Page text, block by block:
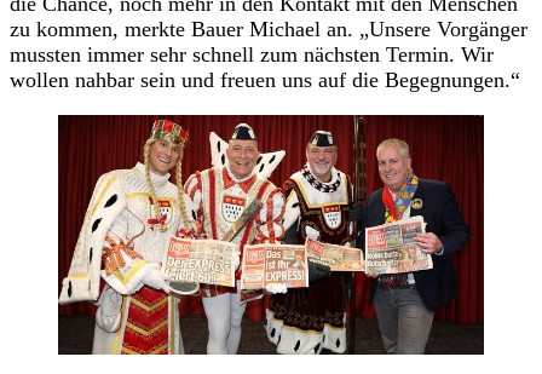
zu kommen, merkte Bauer Michael an. „Unsere Vorgänger
mussten immer sehr schnell zum nächsten Termin. Wir
wollen nahbar sein und freuen uns auf die Begegnungen.“